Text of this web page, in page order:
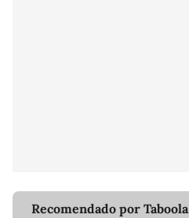
Recomendado por Taboola